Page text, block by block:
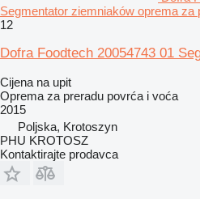
Segmentator ziemniaków oprema za
12
Dofra Foodtech 20054743 01
Cijena na upit
Oprema za preradu povrća i voća
2015
Poljska, Krotoszyn
PHU KROTOSZ
Kontaktirajte prodavca